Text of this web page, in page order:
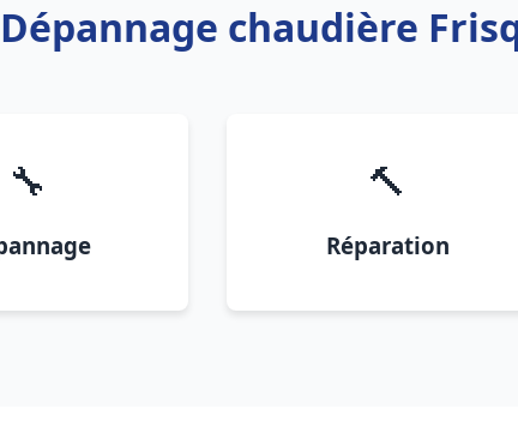
chaudière
🔧 🔨
Réparation